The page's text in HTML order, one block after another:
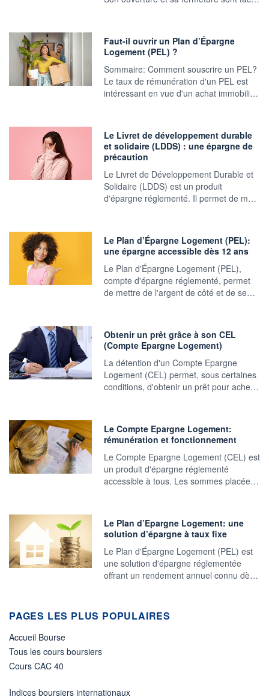
Faut-il ouvrir un Plan d’Épargne
Logement (PEL) ?
Sommaire: Comment souscrire un PEL?
Le taux de rémunération d'un PEL est
intéressant en vue d'un achat immobili…
Le Livret de développement durable
et solidaire (LDDS) : une épargne de
précaution
Le Livret de Développement Durable et
Solidaire (LDDS) est un produit
d'épargne réglementé. Il permet de m…
Le Plan d’Épargne Logement (PEL):
une épargne accessible dès 12 ans
Le Plan d'Épargne Logement (PEL),
compte d'épargne réglementé, permet
de mettre de l'argent de côté et de se…
Obtenir un prêt grâce à son CEL
(Compte Epargne Logement)
La détention d'un Compte Epargne
Logement (CEL) permet, sous certaines
conditions, d'obtenir un prêt pour ache…
Le Compte Epargne Logement:
rémunération et fonctionnement
Le Compte Epargne Logement (CEL) est
un produit d'épargne réglementé
accessible à tous. Les sommes placée…
Le Plan d’Epargne Logement: une
solution d’épargne à taux fixe
Le Plan d'Épargne Logement (PEL) est
une solution d'épargne réglementée
offrant un rendement annuel connu dè…
PAGES LES PLUS POPULAIRES
Accueil Bourse
Tous les cours boursiers
Cours CAC 40
Indices boursiers internationaux